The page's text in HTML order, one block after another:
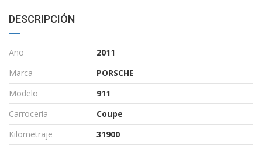
DESCRIPCIÓN
Año
2011
Marca
PORSCHE
Modelo
911
Carrocería
Coupe
Kilometraje
31900